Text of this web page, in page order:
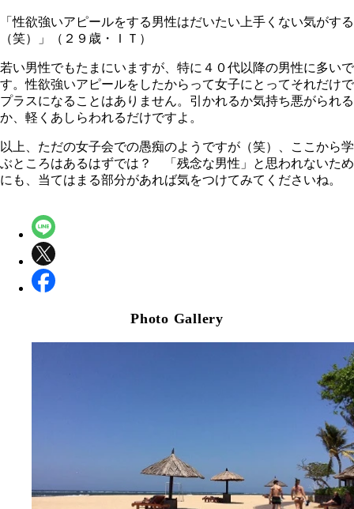
「性欲強いアピールをする男性はだいたい上手くない気がする
（笑）」（２９歳・ＩＴ）
若い男性でもたまにいますが、特に４０代以降の男性に多いで
す。性欲強いアピールをしたからって女子にとってそれだけで
プラスになることはありません。引かれるか気持ち悪がられる
か、軽くあしらわれるだけですよ。
以上、ただの女子会での愚痴のようですが（笑）、ここから学
ぶところはあるはずでは？ 「残念な男性」と思われないため
にも、当てはまる部分があれば気をつけてみてくださいね。
Photo Gallery